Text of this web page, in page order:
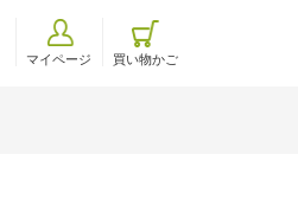
マイページ 買い物かご